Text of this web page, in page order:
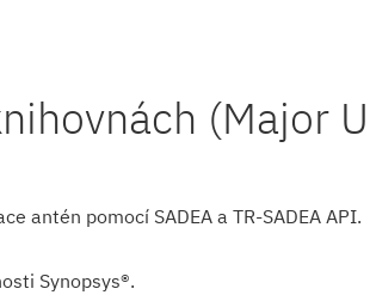
(Major
antén pomocí SADEA a TR-SADEA API.
Synopsys®.